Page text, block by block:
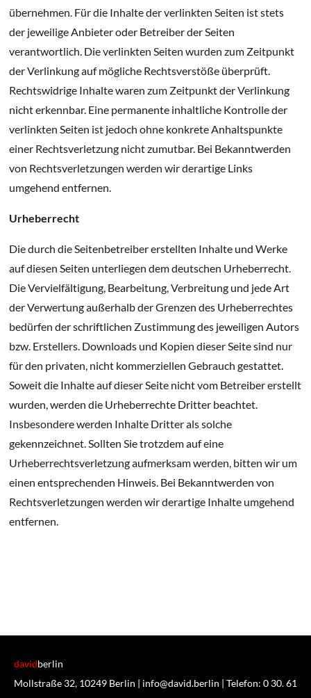
übernehmen. Für die Inhalte der verlinkten Seiten ist stets
der jeweilige Anbieter oder Betreiber der Seiten
verantwortlich. Die verlinkten Seiten wurden zum Zeitpunkt
der Verlinkung auf mögliche Rechtsverstöße überprüft.
Rechtswidrige Inhalte waren zum Zeitpunkt der Verlinkung
nicht erkennbar. Eine permanente inhaltliche Kontrolle der
verlinkten Seiten ist jedoch ohne konkrete Anhaltspunkte
einer Rechtsverletzung nicht zumutbar. Bei Bekanntwerden
von Rechtsverletzungen werden wir derartige Links
umgehend entfernen.
Urheberrecht
Die durch die Seitenbetreiber erstellten Inhalte und Werke
auf diesen Seiten unterliegen dem deutschen Urheberrecht.
Die Vervielfältigung, Bearbeitung, Verbreitung und jede Art
der Verwertung außerhalb der Grenzen des Urheberrechtes
bedürfen der schriftlichen Zustimmung des jeweiligen Autors
bzw. Erstellers. Downloads und Kopien dieser Seite sind nur
für den privaten, nicht kommerziellen Gebrauch gestattet.
Soweit die Inhalte auf dieser Seite nicht vom Betreiber erstellt
wurden, werden die Urheberrechte Dritter beachtet.
Insbesondere werden Inhalte Dritter als solche
gekennzeichnet. Sollten Sie trotzdem auf eine
Urheberrechtsverletzung aufmerksam werden, bitten wir um
einen entsprechenden Hinweis. Bei Bekanntwerden von
Rechtsverletzungen werden wir derartige Inhalte umgehend
entfernen.
davidberlin
Mollstraße 32, 10249 Berlin | info@david.berlin | Telefon: 0 30. 61